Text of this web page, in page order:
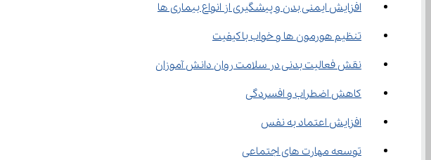
افزایش ایمنی بدن و پیشگیری از انواع بیماری ها
تنظیم هورمون ها و خواب باکیفیت
نقش فعالیت بدنی در سلامت روان دانش آموزان
کاهش اضطراب و افسردگی
افزایش اعتماد به نفس
توسعه مهارت های اجتماعی